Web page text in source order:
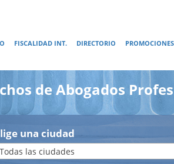
FISCALIDAD INT. DIRECTORIO PROMOCIONES
de Abogados
una ciudad
Todas las ciudades